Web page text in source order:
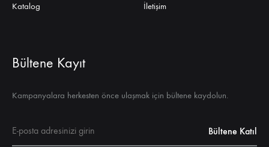
Katalog İletişim
Bültene Kayıt
Kampanyalara herkesten önce ulaşmak için bültene kaydolun.